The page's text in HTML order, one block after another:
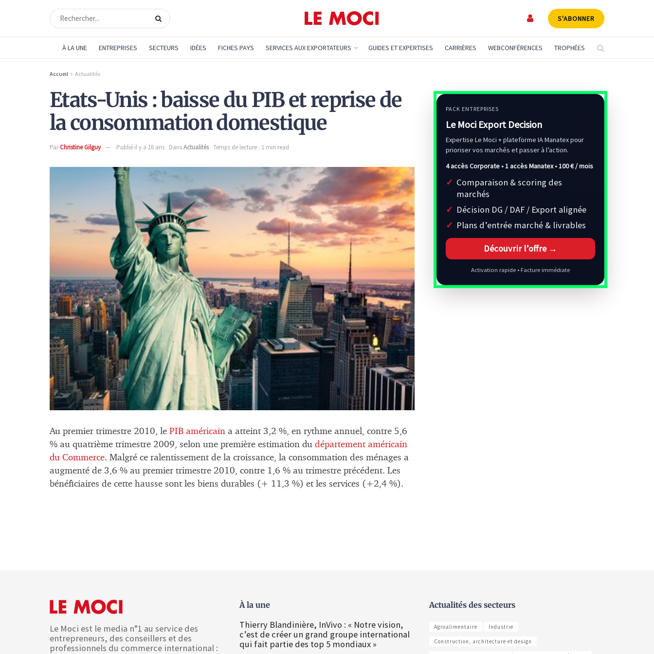
S'ABONNER
À LA UNE ENTREPRISES SECTEURS IDÉES FICHES PAYS SERVICES AUX EXPORTATEURS GUIDES ET EXPERTISES CARRIÈRES WEBCONFÉRENCES TROPHÉES
Accueil Actualités
Etats-Unis : baisse du PIB et reprise de
la consommation domestique
ParChristine Gilguy Publié il y a 16 ans DansActualités Temps de lecture : 1 min read
Au premier trimestre 2010, le PIB américain a atteint 3,2 %, en rythme annuel, contre 5,6
% au quatrième trimestre 2009, selon une première estimation du département américain
du Commerce. Malgré ce ralentissement de la croissance, la consommation des ménages a
augmenté de 3,6 % au premier trimestre 2010, contre 1,6 % au trimestre précédent. Les
bénéficiaires de cette hausse sont les biens durables (+ 11,3 %) et les services (+2,4 %).
PACK ENTREPRISES
Le Moci Export Decision
Expertise Le Moci + plateforme IA Manatex pour
prioriser vos marchés et passer à l’action.
4 accès Corporate • 1 accès Manatex •100 € / mois
Comparaison & scoring des
marchés
Décision DG / DAF / Export alignée
Plans d’entrée marché & livrables
Découvrir l’offre →
Activation rapide • Facture immédiate
Le Moci est le media n°1 au service des
entrepreneurs, des conseillers et des
professionnels du commerce international :
À la une
Thierry Blandinière, InVivo : « Notre vision,
c’est de créer un grand groupe international
qui fait partie des top 5 mondiaux »
Actualités des secteurs
Agroalimentaire Industrie
Construction, architecture et design